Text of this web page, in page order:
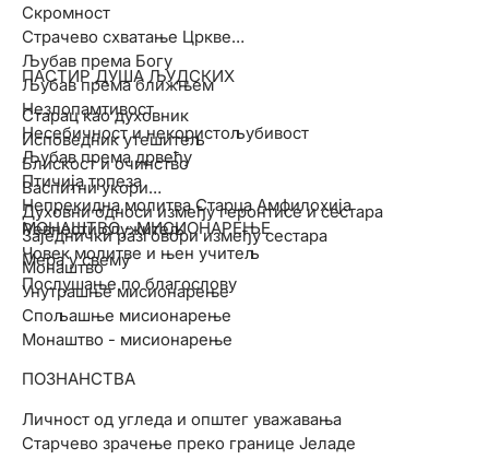
Скромност
Страчево схватање Цркве
Љубав према Богу
Љубав према ближњем
Незлопамтивост
Несебичност и некористољубивост
Љубав према дрвећу
Птичија трпеза
Непрекидна молитва Старца Амфилохија
Ревности служитељ
Човек молитве и њен учитељ
ПАСТИР ДУША ЉУДСКИХ
Старац као духовник
Исповедник утешитељ
Блискост и очинство
Васпитни укори
Духовни односи између геронтисе и сестара
Заједнички разговори између сестара
Мера у свему
Послушање по благослову
МОНАШТВО - МИСИОНАРЕЊЕ
Монаштво
Унутрашње мисионарење
Спољашње мисионарење
Монаштво - мисионарење
ПОЗНАНСТВА
Личност од угледа и општег уважавања
Старчево зрачење преко границе Јеладе